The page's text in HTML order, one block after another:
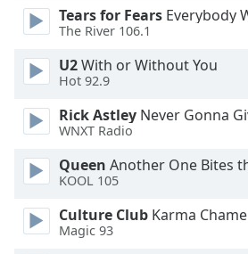
Tears for Fears Everybody
The River 106.1
U2With or Without You
Hot 92.9
Rick Astley Never Gonna
WNXT Radio
Queen Another One Bites
KOOL 105
Culture Club Karma
Magic 93